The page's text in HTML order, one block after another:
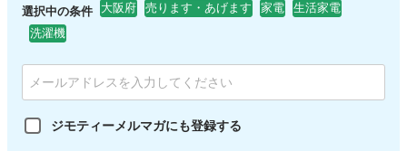
選択中の条件 大阪府 売ります・あげます 家電
生活家電
洗濯機
ジモティーメルマガにも登録する